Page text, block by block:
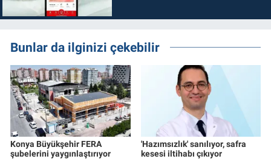
Bunlar da ilginizi çekebilir
Konya Büyükşehir FERA
şubelerini yaygınlaştırıyor
'Hazımsızlık' sanılıyor, safra
kesesi iltihabı çıkıyor